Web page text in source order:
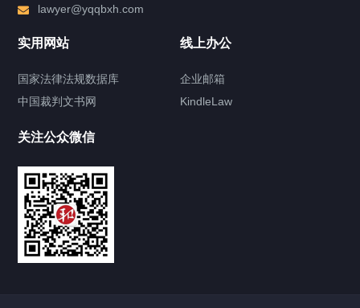
知识产权及信息安全部
公司法律顾问部
投资并购部
企业股权业务部
lawyer@yqqbxh.com
实用网站
国家法律法规数据库
中国裁判文书网
线上办公
企业邮箱
KindleLaw
关注公众微信